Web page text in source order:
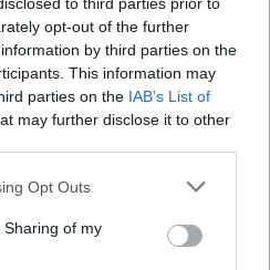
opt-out of the further
by third parties on the
This information may
parties on the IAB’s List of
may further disclose it to other
app uses one or more Google
behaviour. You may click to
and its third-party tags to
Opt Outs
of my
Maddalena
Berchidda, falsi incaricati
Paris conquista Olbia, la prima
successo